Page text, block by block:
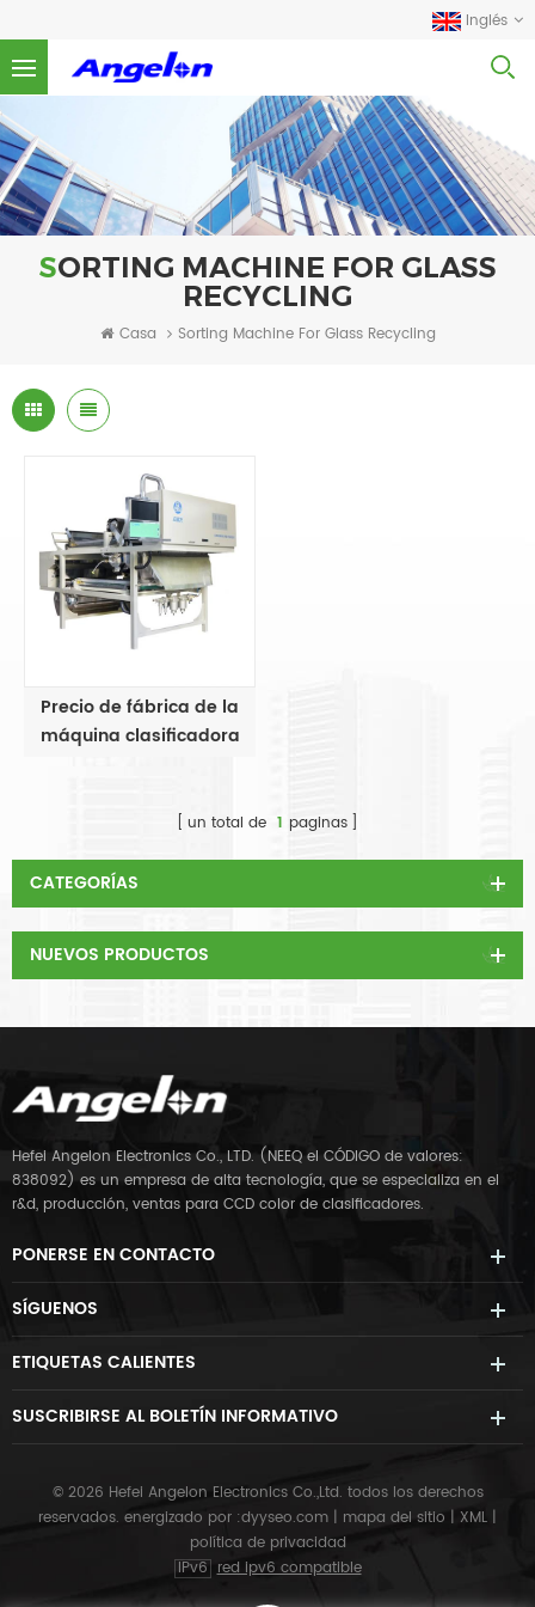
Inglés
SORTING MACHINE FOR GLASS
RECYCLING
Casa Sorting Machine For Glass Recycling
Precio de fábrica de la
máquina clasificadora
un total de 1 paginas
CATEGORÍAS
NUEVOS PRODUCTOS
Hefei Angelon Electronics Co., LTD. (NEEQ el CÓDIGO de valores:
838092) es un empresa de alta tecnología, que se especializa en el
r&d, producción, ventas para CCD color de clasificadores.
PONERSE EN CONTACTO
SÍGUENOS
ETIQUETAS CALIENTES
SUSCRIBIRSE AL BOLETÍN INFORMATIVO
© 2026 Hefei Angelon Electronics Co.,Ltd. todos los derechos
reservados. energizado por :dyyseo.com | mapa del sitio | XML |
política de privacidad
IPv6 red ipv6 compatible